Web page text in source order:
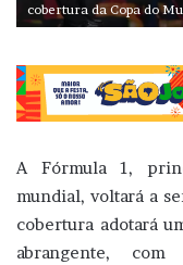
cobertura da Copa do
A Fórmula 1,
mundial, voltará a
cobertura adotará
abrangente,